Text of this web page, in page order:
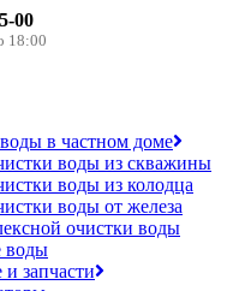
00
18:00
в частном доме
воды из скважины
воды из колодца
воды от железа
очистки воды
воды
запчасти